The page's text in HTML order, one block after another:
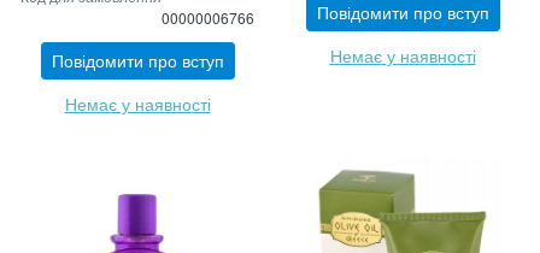
00000006766
Повідомити про вступ
Немає у наявності
Повідомити про вступ
Немає у наявності